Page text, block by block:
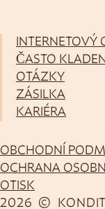
INTERNETOVÝ
ČASTO
OTÁZKY
ZÁSILKA
KARIÉRA
2026 ©
OBCHODNÍ
OCHRANA
OTISK